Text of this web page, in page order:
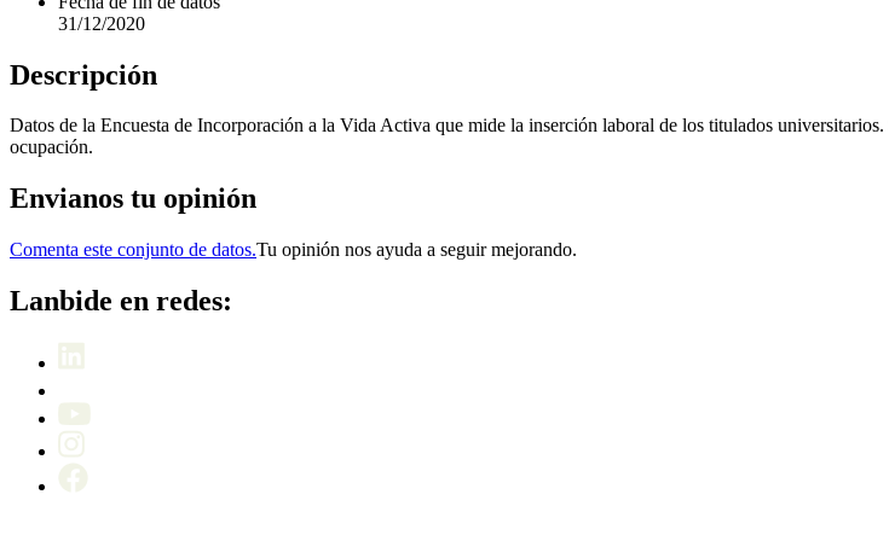
31/12/2020
Descripción
Datos de la Encuesta de Incorporación a la Vida Activa que mide la inserción laboral de los titulados
ocupación.
Envianos tu opinión
Comenta este conjunto de datos.Tu opinión nos ayuda a seguir mejorando.
Lanbide en redes: